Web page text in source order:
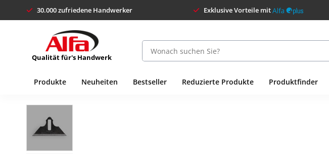
30.000 zufriedene Handwerker Exklusive Vorteile mit
Qualität für's Handwerk
Produkte Neuheiten Bestseller Reduzierte Produkte Produktfinder